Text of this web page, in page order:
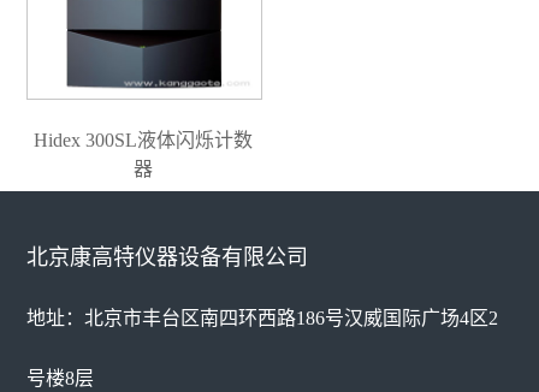
Hidex 300SL液体闪烁计数
器
北京康高特仪器设备有限公司
地址：北京市丰台区南四环西路186号汉威国际广场4区2
号楼8层